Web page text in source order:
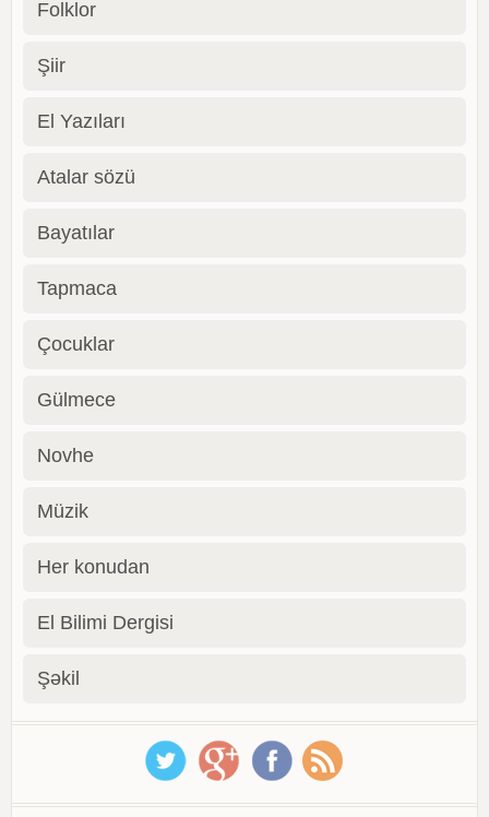
Folklor
Şiir
El Yazıları
Atalar sözü
Bayatılar
Tapmaca
Çocuklar
Gülmece
Novhe
Müzik
Her konudan
El Bilimi Dergisi
Şəkil